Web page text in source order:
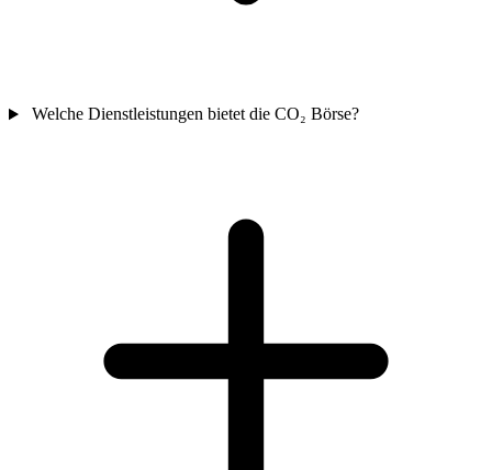
Welche Dienstleistungen bietet die CO₂ Börse?